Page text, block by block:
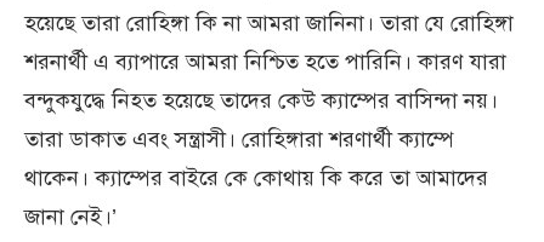
হয়েছে তারা রোহিঙ্গা কি না আমরা জানিনা। তারা যে রোহিঙ্গা
শরনার্থী এ ব্যাপারে আমরা নিশ্চিত হতে পারিনি। কারণ যারা
বন্দুকযুদ্ধে নিহত হয়েছে তাদের কেউ ক্যাম্পের বাসিন্দা নয়।
তারা ডাকাত এবং সন্ত্রাসী। রোহিঙ্গারা শরণার্থী ক্যাম্পে
থাকেন। ক্যাম্পের বাইরে কে কোথায় কি করে তা আমাদের
জানা নেই।’